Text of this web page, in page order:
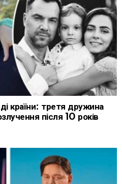
країни: третя дружина
після 10 років